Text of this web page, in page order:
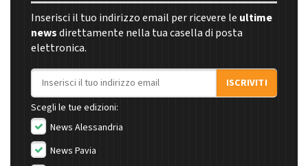
Inserisci il tuo indirizzo email per ricevere le ultime
newsdirettamente nella tua casella di posta
elettronica.
Indirizzo email
ISCRIVITI
Scegli le tue edizioni:
News Alessandria
News Pavia